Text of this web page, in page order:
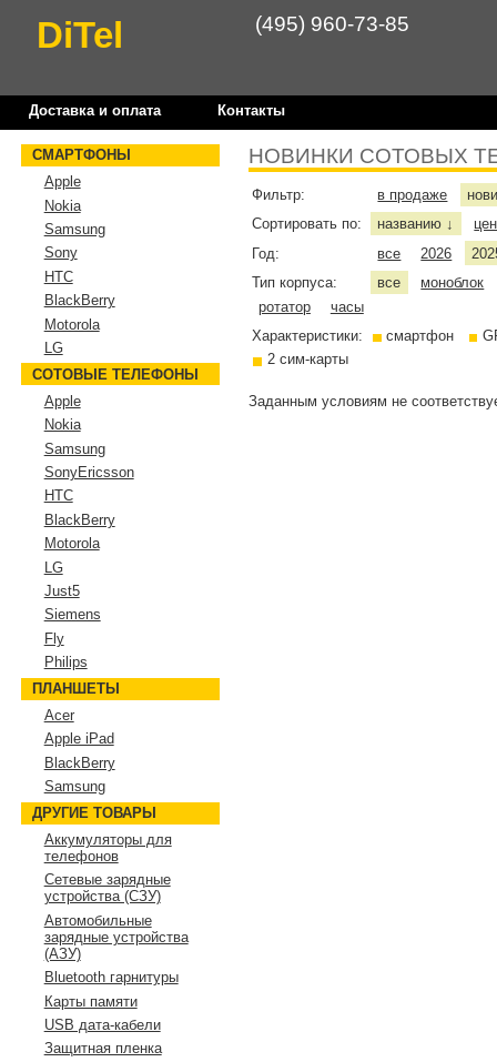
DiTel (495) 960-73-85
Доставка и оплата Контакты
НОВИНКИ СОТОВЫХ
Фильтр: в продаже
Сортировать по:
названию ↓
Год:
все 2026
Тип корпуса:
все
моноблок
ротатор
часы
Характеристики:
смартфон
2 сим-карты
Заданным условиям не
СМАРТФОНЫ
Apple
Nokia
Samsung
Sony
HTC
BlackBerry
Motorola
LG
СОТОВЫЕ ТЕЛЕФОНЫ
Apple
Nokia
Samsung
SonyEricsson
HTC
BlackBerry
Motorola
LG
Just5
Siemens
Fly
Philips
ПЛАНШЕТЫ
Acer
Apple iPad
BlackBerry
Samsung
ДРУГИЕ ТОВАРЫ
Аккумуляторы для
телефонов
Сетевые зарядные
устройства (СЗУ)
Автомобильные
зарядные устройства
(АЗУ)
Bluetooth гарнитуры
Карты памяти
USB дата-кабели
Защитная пленка